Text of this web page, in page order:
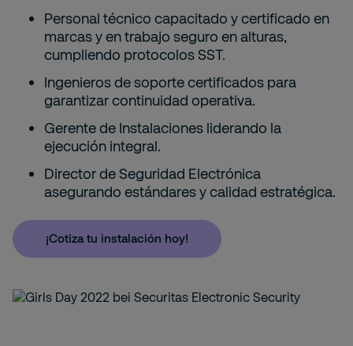
Personal técnico capacitado y certificado en
marcas y en trabajo seguro en alturas,
cumpliendo protocolos SST.
Ingenieros de soporte certificados para
garantizar continuidad operativa.
Gerente de Instalaciones liderando la
ejecución integral.
Director de Seguridad Electrónica
asegurando estándares y calidad estratégica.
¡Cotiza tu instalación hoy!